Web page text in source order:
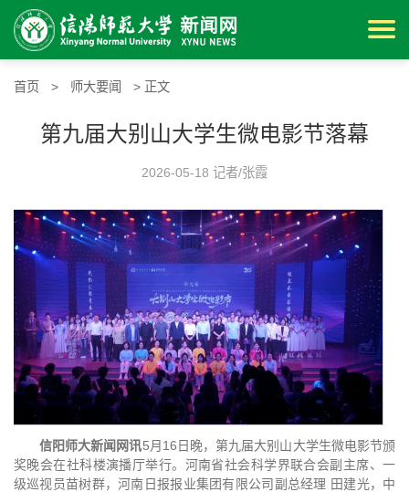
首页 > 师大要闻 > 正文
第九届大别山大学生微电影节落幕
2026-05-18 记者/张霞
信阳师大新闻网讯5月16日晚，第九届大别山大学生微电影节颁
奖晚会在社科楼演播厅举行。河南省社会科学界联合会副主席、一
级巡视员苗树群，河南日报报业集团有限公司副总经理 田建光，中